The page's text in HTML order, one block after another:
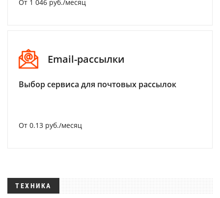
От 1 046 руб./месяц
Email-рассылки
Выбор сервиса для почтовых рассылок
От 0.13 руб./месяц
ТЕХНИКА